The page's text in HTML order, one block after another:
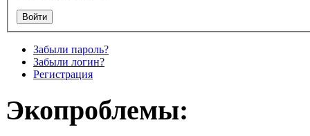
Забыли пароль?
Забыли логин?
Регистрация
Экопроблемы: